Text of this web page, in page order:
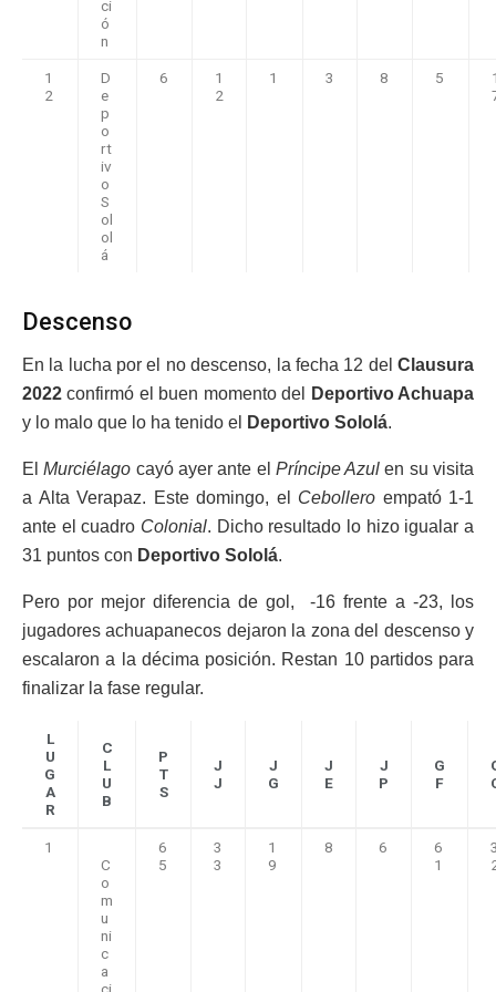
ci
ó
n
1
2
D
e
p
o
rt
iv
o
S
ol
ol
á
6
1
2
1 3 8 5
Descenso
En la lucha por el no descenso, la fecha 12 del Clausura
2022 confirmó el buen momento del
Deportivo Achuapa
y lo malo que lo ha tenido el
Deportivo Sololá.
ElMurciélago cayó ayer ante el Príncipe Azul en su visita
a Alta Verapaz. Este domingo, el
Cebollero empató 1-1
ante el cuadro Colonial. Dicho resultado lo hizo igualar a
31 puntos con Deportivo Sololá.
Pero por mejor diferencia de gol, -16 frente a -23, los
jugadores achuapanecos dejaron la zona del descenso y
escalaron a la décima posición. Restan 10 partidos para
finalizar la fase regular.
L
U
G
A
R
C
L
U
B
P
T
S
J
J
J
G
J
E
J
P
G
F
1
C
o
m
u
ni
c
a
6
5
3
3
1
9
8 6
6
1